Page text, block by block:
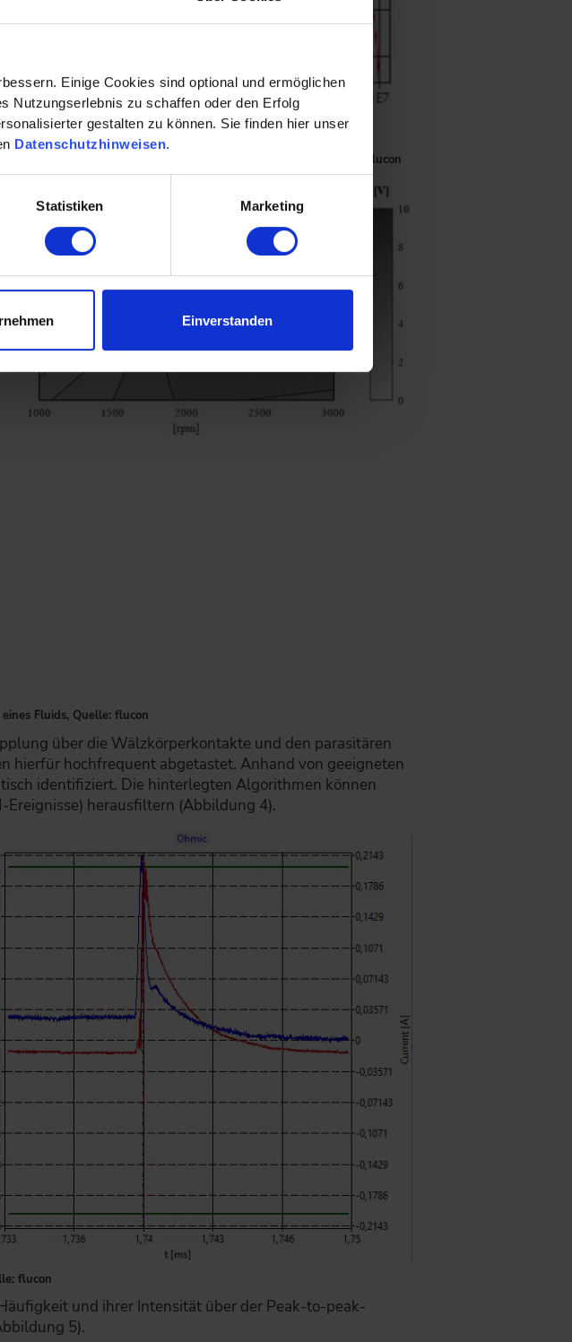
Einige Cookies sind optional und ermöglichen
Nutzungserlebnis zu schaffen oder den Erfolg
gestalten zu können. Sie finden hier unser
Datenschutzhinweisen.
Statistiken Marketing
Einverstanden
40°C; Axiallast: 2.400 N; Drehzahl: 1.000 min-1), Quelle: flucon
Fluids, Quelle: flucon
flucon
über die Wälzkörperkontakte und den parasitären
hierfür hochfrequent abgetastet. Anhand von geeigneten
identifiziert. Die hinterlegten Algorithmen können
Ereignisse) herausfiltern (Abbildung 4).
und ihrer Intensität über der Peak-to-peak-
5).